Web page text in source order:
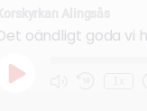
oändligt goda vi
Spela